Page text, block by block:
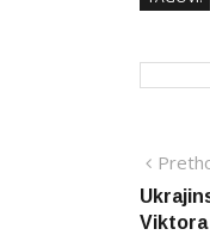
Viktora